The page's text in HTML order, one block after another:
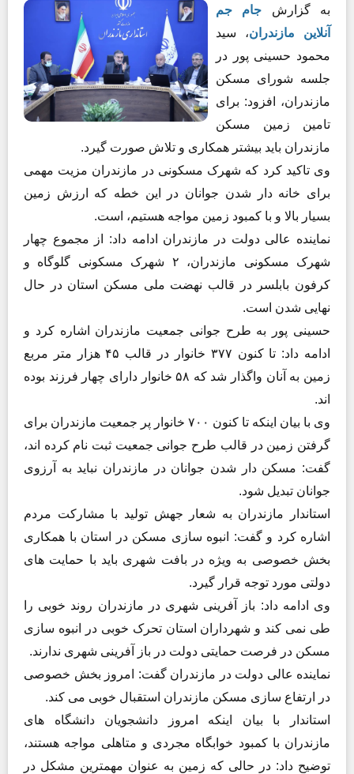
به گزارش
جام جم
آنلاین مازندران، سید
محمود حسینی پور در
جلسه شورای مسکن
مازندران، افزود: برای
تامین زمین مسکن
مازندران باید بیشتر همکاری و تلاش صورت گیرد.
وی تاکید کرد که شهرک مسکونی در مازندران مزیت مهمی
برای خانه دار شدن جوانان در این خطه که ارزش زمین
بسیار بالا و با کمبود زمین مواجه هستیم، است.
نماینده عالی دولت در مازندران ادامه داد: از مجموع چهار
شهرک مسکونی مازندران، ۲ شهرک مسکونی گلوگاه و
کرفون بابلسر در قالب نهضت ملی مسکن استان در حال
نهایی شدن است.
حسینی پور به طرح جوانی جمعیت مازندران اشاره کرد و
ادامه داد: تا کنون ۳۷۷ خانوار در قالب ۴۵ هزار متر مربع
زمین به آنان واگذار شد که ۵۸ خانوار دارای چهار فرزند بوده
اند.
وی با بیان اینکه تا کنون ۷۰۰ خانوار پر جمعیت مازندران برای
گرفتن زمین در قالب طرح جوانی جمعیت ثبت نام کرده اند،
گفت: مسکن دار شدن جوانان در مازندران نباید به آرزوی
جوانان تبدیل شود.
استاندار مازندران به شعار جهش تولید با مشارکت مردم
اشاره کرد و گفت: انبوه سازی مسکن در استان با همکاری
بخش خصوصی به ویژه در بافت شهری باید با حمایت های
دولتی مورد توجه قرار گیرد.
وی ادامه داد: باز آفرینی شهری در مازندران روند خوبی را
طی نمی کند و شهرداران استان تحرک خوبی در انبوه سازی
مسکن در فرصت حمایتی دولت در باز آفرینی شهری ندارند.
نماینده عالی دولت در مازندران گفت: امروز بخش خصوصی
در ارتفاع سازی مسکن مازندران استقبال خوبی می کند.
استاندار با بیان اینکه امروز دانشجویان دانشگاه های
مازندران با کمبود خوابگاه مجردی و متاهلی مواجه هستند،
توضیح داد: در حالی که زمین به عنوان مهمترین مشکل در